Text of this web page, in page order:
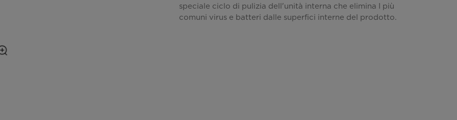
speciale ciclo di pulizia dell'unità interna che elimina I più
comuni virus e batteri dalle superfici interne del prodotto.